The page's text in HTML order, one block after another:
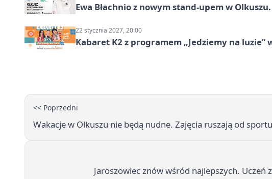
Ewa Błachnio z nowym stand-upem w
22 stycznia 2027, 20:00
Kabaret K2 z programem „Jedziemy na luzie”
<< Poprzedni
Wakacje w Olkuszu nie będą nudne. Zajęcia ruszają od
Jaroszowiec znów wśród najlepszych.